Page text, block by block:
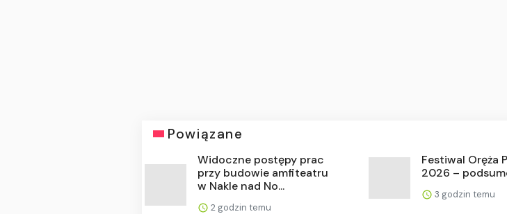
Powiązane
Widoczne postępy prac
przy budowie amfiteatru
w Nakle nad No...
2 godzin temu
Festiwal Oręża
2026 –
3 godzin temu